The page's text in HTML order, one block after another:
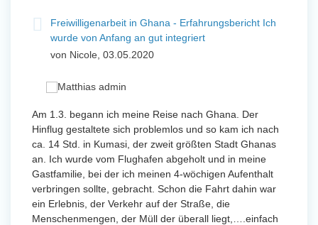
Freiwilligenarbeit in Ghana - Erfahrungsbericht Ich
wurde von Anfang an gut integriert
von Nicole, 03.05.2020
Am 1.3. begann ich meine Reise nach Ghana. Der
Hinflug gestaltete sich problemlos und so kam ich nach
ca. 14 Std. in Kumasi, der zweit größten Stadt Ghanas
an. Ich wurde vom Flughafen abgeholt und in meine
Gastfamilie, bei der ich meinen 4-wöchigen Aufenthalt
verbringen sollte, gebracht. Schon die Fahrt dahin war
ein Erlebnis, der Verkehr auf der Straße, die
Menschenmengen, der Müll der überall liegt,….einfach